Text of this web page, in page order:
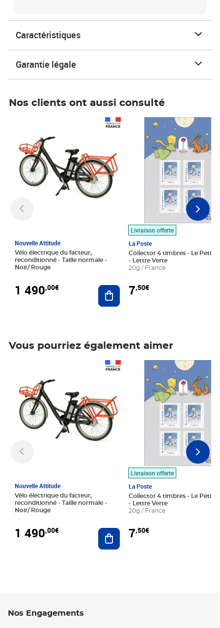
Caractéristiques
Garantie légale
Nos clients ont aussi consulté
Nouvelle Attitude
Vélo électrique du facteur,
reconditionné - Taille normale -
Noir/ Rouge
1 490,00€ Ajouter au panier
Livraison offerte
La Poste
Collector 4 timbres - Le Petit
- Lettre Verte
20g / France
7,50€
Prix 7,50€
Vous pourriez également aimer
Nouvelle Attitude
Vélo électrique du facteur,
reconditionné - Taille normale -
Noir/ Rouge
1 490,00€ Ajouter au panier
Livraison offerte
La Poste
Collector 4 timbres - Le Petit
- Lettre Verte
20g / France
7,50€
Prix 7,50€
Nos Engagements